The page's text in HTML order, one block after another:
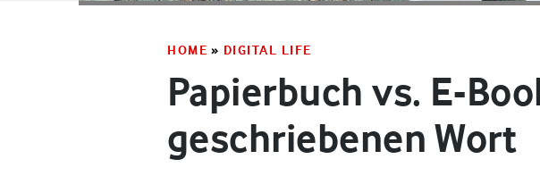
HOME » DIGITAL LIFE
Papierbuch vs. E-
geschriebenen Wort